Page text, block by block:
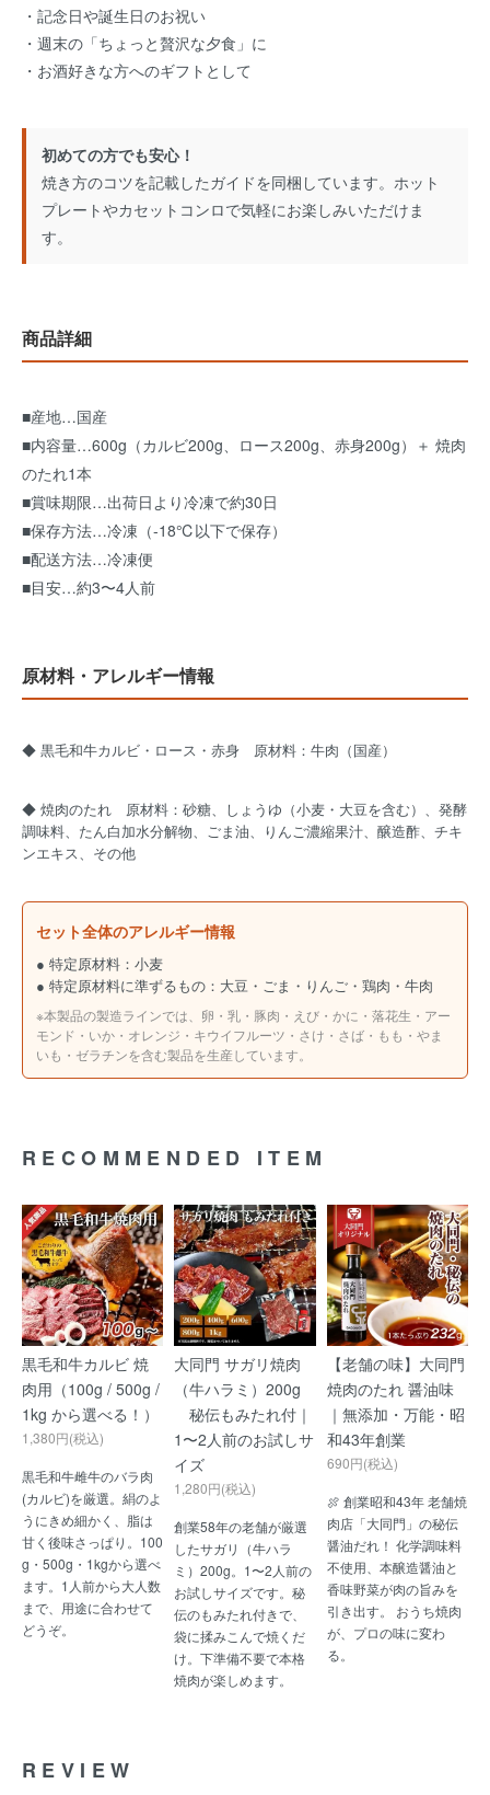
・記念日や誕生日のお祝い
・週末の「ちょっと贅沢な夕食」に
・お酒好きな方へのギフトとして
初めての方でも安心！
焼き方のコツを記載したガイドを同梱しています。ホット
プレートやカセットコンロで気軽にお楽しみいただけま
す。
商品詳細
■産地…国産
■内容量…600g（カルビ200g、ロース200g、赤身200g）＋ 焼肉
のたれ1本
■賞味期限…出荷日より冷凍で約30日
■保存方法…冷凍（-18℃以下で保存）
■配送方法…冷凍便
■目安…約3〜4人前
原材料・アレルギー情報
◆ 黒毛和牛カルビ・ロース・赤身 原材料：牛肉（国産）
◆ 焼肉のたれ 原材料：砂糖、しょうゆ（小麦・大豆を含む）、発酵
調味料、たん白加水分解物、ごま油、りんご濃縮果汁、醸造酢、チキ
ンエキス、その他
セット全体のアレルギー情報
● 特定原材料：小麦
● 特定原材料に準ずるもの：大豆・ごま・りんご・鶏肉・牛肉
※本製品の製造ラインでは、卵・乳・豚肉・えび・かに・落花生・アー
モンド・いか・オレンジ・キウイフルーツ・さけ・さば・もも・やま
いも・ゼラチンを含む製品を生産しています。
RECOMMENDED ITEM
黒毛和牛カルビ 焼
肉用（100g / 500g /
1kg から選べる！）
1,380円(税込)
黒毛和牛雌牛のバラ肉
(カルビ)を厳選。絹のよ
うにきめ細かく、脂は
甘く後味さっぱり。100
g・500g・1kgから選べ
ます。1人前から大人数
まで、用途に合わせて
どうぞ。
大同門 サガリ焼肉
（牛ハラミ）200g
秘伝もみたれ付｜
1〜2人前のお試しサ
イズ
1,280円(税込)
創業58年の老舗が厳選
したサガリ（牛ハラ
ミ）200g。1〜2人前の
お試しサイズです。秘
伝のもみたれ付きで、
袋に揉みこんで焼くだ
け。下準備不要で本格
焼肉が楽しめます。
【老舗の味】大同門
焼肉のたれ 醤油味
｜無添加・万能・昭
和43年創業
690円(税込)
🍖 創業昭和43年 老舗焼
肉店「大同門」の秘伝
醤油だれ！ 化学調味料
不使用、本醸造醤油と
香味野菜が肉の旨みを
引き出す。 おうち焼肉
が、プロの味に変わ
る。
REVIEW